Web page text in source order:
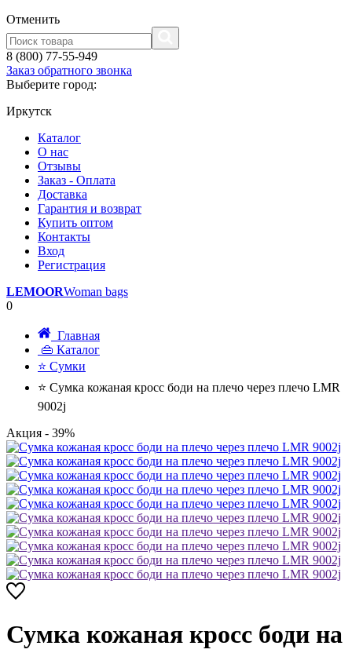
Отменить
8 (800) 77-55-949
Заказ обратного звонка
Выберите город:
Иркутск
Каталог
О нас
Отзывы
Заказ - Оплата
Доставка
Гарантия и возврат
Купить оптом
Контакты
Вход
Регистрация
LEMOORWoman bags
0
Главная
👜 Каталог
⭐ Сумки
⭐ Сумка кожаная кросс боди на плечо через плечо LMR
9002j
Акция - 39%
Сумка кожаная кросс боди на